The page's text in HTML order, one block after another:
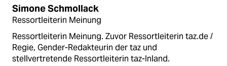
Simone Schmollack
Ressortleiterin Meinung
Ressortleiterin Meinung. Zuvor Ressortleiterin taz.de /
Regie, Gender-Redakteurin der taz und
stellvertretende Ressortleiterin taz-Inland.